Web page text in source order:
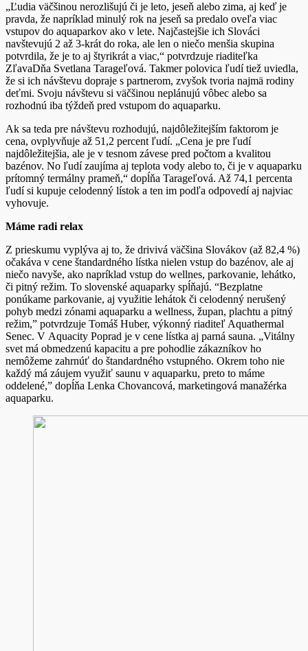
„Ľudia väčšinou nerozlišujú či je leto, jeseň alebo zima, aj keď je
pravda, že napríklad minulý rok na jeseň sa predalo oveľa viac
vstupov do aquaparkov ako v lete. Najčastejšie ich Slováci
navštevujú 2 až 3-krát do roka, ale len o niečo menšia skupina
potvrdila, že je to aj štyrikrát a viac,“ potvrdzuje riaditeľka
ZľavaDňa Svetlana Tarageľová. Takmer polovica ľudí tiež uviedla,
že si ich návštevu dopraje s partnerom, zvyšok tvoria najmä rodiny
deťmi. Svoju návštevu si väčšinou neplánujú vôbec alebo sa
rozhodnú iba týždeň pred vstupom do aquaparku.
Ak sa teda pre návštevu rozhodujú, najdôležitejším faktorom je
cena, ovplyvňuje až 51,2 percent ľudí. „Cena je pre ľudí
najdôležitejšia, ale je v tesnom závese pred počtom a kvalitou
bazénov. No ľudí zaujíma aj teplota vody alebo to, či je v aquaparku
prítomný termálny prameň,“ dopĺňa Tarageľová. Až 74,1 percenta
ľudí si kupuje celodenný lístok a ten im podľa odpovedí aj najviac
vyhovuje.
Máme radi relax
Z prieskumu vyplýva aj to, že drivivá väčšina Slovákov (až 82,4 %)
očakáva v cene štandardného lístka nielen vstup do bazénov, ale aj
niečo navyše, ako napríklad vstup do wellnes, parkovanie, lehátko,
či pitný režim. To slovenské aquaparky spĺňajú. “Bezplatne
ponúkame parkovanie, aj využitie lehátok či celodenný nerušený
pohyb medzi zónami aquaparku a wellness, župan, plachtu a pitný
režim,” potvrdzuje Tomáš Huber, výkonný riaditeľ Aquathermal
Senec. V Aquacity Poprad je v cene lístka aj parná sauna. „Vitálny
svet má obmedzenú kapacitu a pre pohodlie zákazníkov ho
nemôžeme zahrnúť do štandardného vstupného. Okrem toho nie
každý má záujem využiť saunu v aquaparku, preto to máme
oddelené,” dopĺňa Lenka Chovancová, marketingová manažérka
aquaparku.